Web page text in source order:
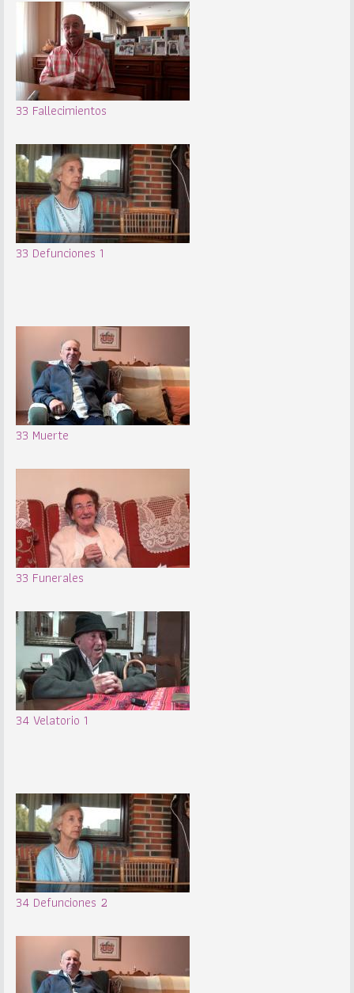
33 Fallecimientos
33 Defunciones 1
33 Muerte
33 Funerales
34 Velatorio 1
34 Defunciones 2